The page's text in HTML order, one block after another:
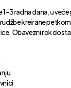
3 radna dana, u
kreirane
Obavezni rok